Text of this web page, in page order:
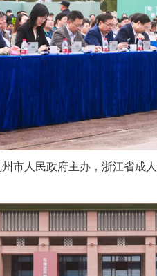
市人民政府主办，浙江省成